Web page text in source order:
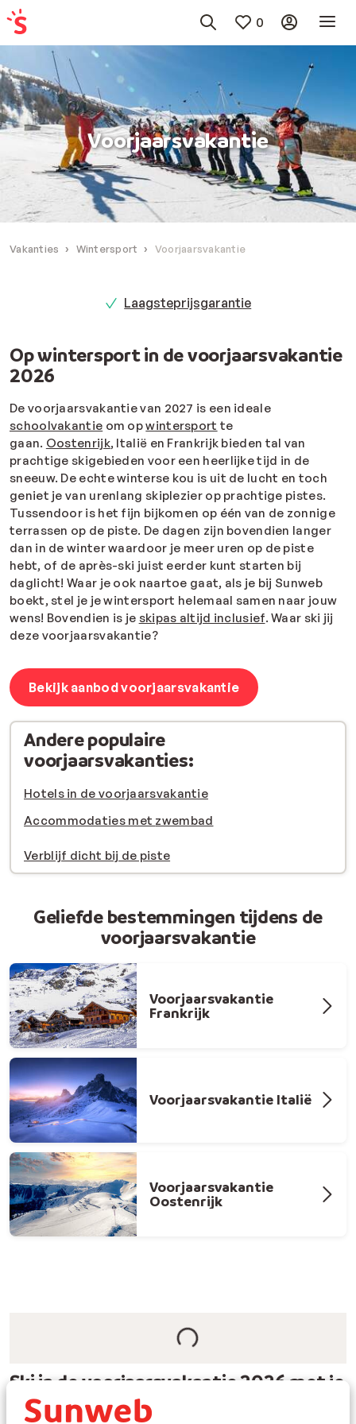
0
Voorjaarsvakantie
Vakanties Wintersport Voorjaarsvakantie
Laagsteprijsgarantie
Op wintersport in de voorjaarsvakantie
2026
De voorjaarsvakantie van 2027 is een ideale
schoolvakantie om opwintersport te
gaan. Oostenrijk, Italië en Frankrijk bieden tal van
prachtige skigebieden voor een heerlijke tijd in de
sneeuw. De echte winterse kou is uit de lucht en toch
geniet je van urenlang skiplezier op prachtige pistes.
Tussendoor is het fijn bijkomen op één van de zonnige
terrassen op de piste. De dagen zijn bovendien langer
dan in de winter waardoor je meer uren op de piste
hebt, of de après-ski juist eerder kunt starten bij
daglicht! Waar je ook naartoe gaat, als je bij Sunweb
boekt, stel je je wintersport helemaal samen naar jouw
wens! Bovendien is je skipas altijd inclusief. Waar ski jij
deze voorjaarsvakantie?
Bekijk aanbod voorjaarsvakantie
Andere populaire
voorjaarsvakanties:
Hotels in de voorjaarsvakantie
Accommodaties met zwembad
Verblijf dicht bij de piste
Geliefde bestemmingen tijdens de
voorjaarsvakantie
Voorjaarsvakantie
Frankrijk
Voorjaarsvakantie Italië
Voorjaarsvakantie
Oostenrijk
Ski in de voorjaarsvakantie 2026 met je
gezin, vrienden of geliefde